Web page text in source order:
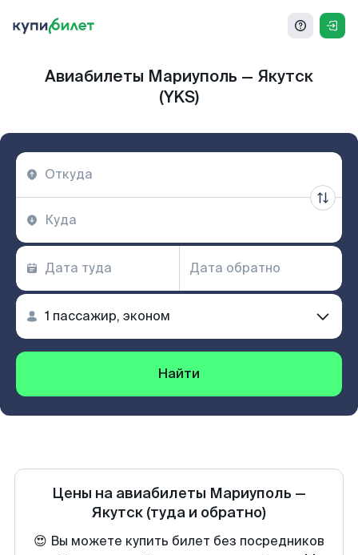
Авиабилеты Мариуполь — Якутск
(YKS)
Найти
Цены на авиабилеты Мариуполь —
Якутск (туда и обратно)
😍 Вы можете купить билет без посредников